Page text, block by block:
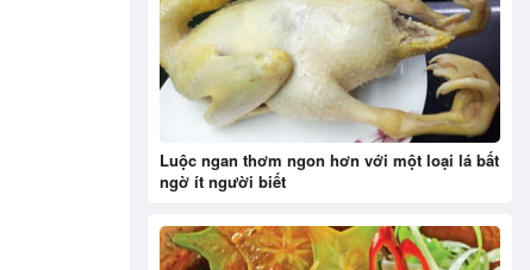
Luộc ngan thơm ngon hơn với một loại lá bất
ngờ ít người biết